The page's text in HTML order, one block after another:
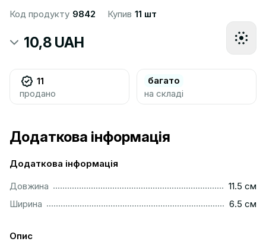
Код продукту 9842 Купив 11 шт
10,8 UAH
11
продано
багато
на складі
Додаткова інформація
Додаткова інформація
Довжина
11.5 см
Ширина
6.5 см
Опис